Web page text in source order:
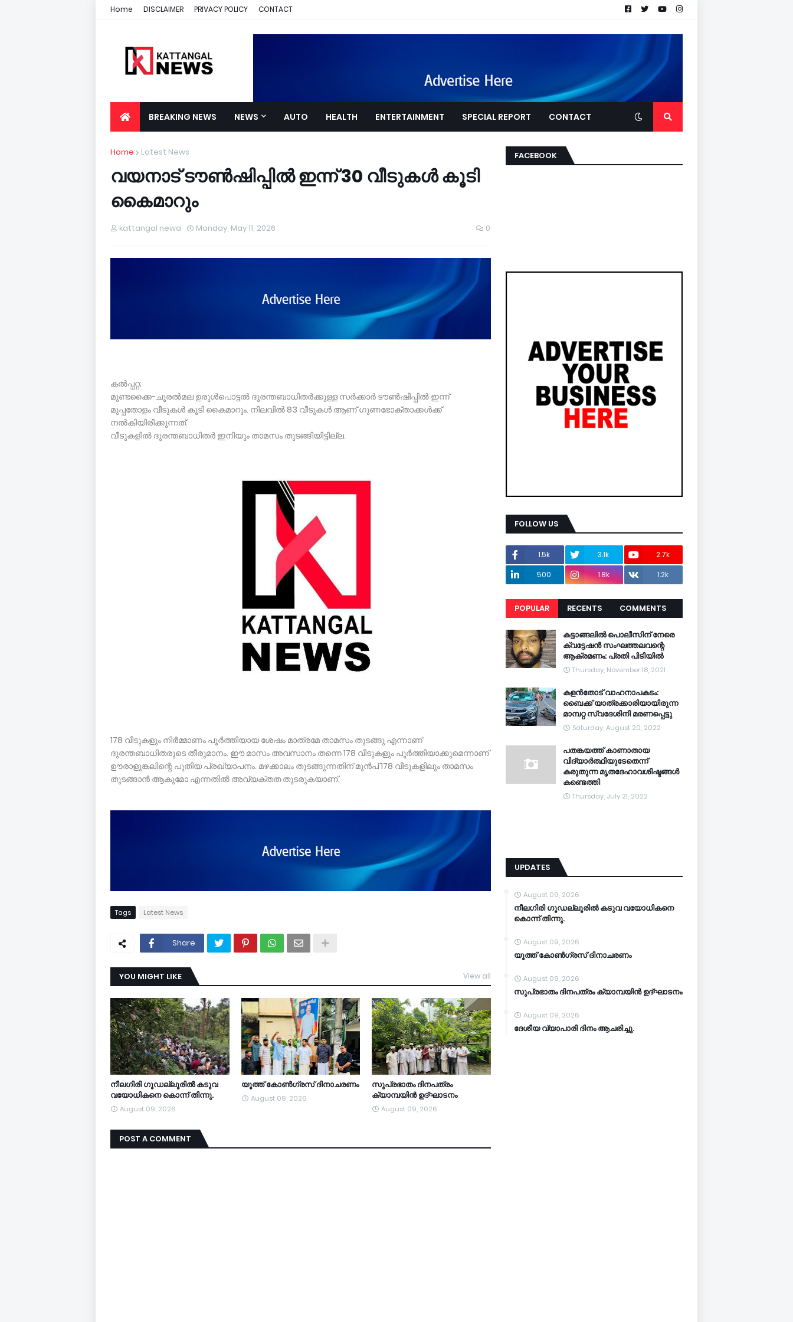
Home DISCLAIMER PRIVACY POLICY CONTACT
BREAKING NEWS NEWS AUTO HEALTH ENTERTAINMENT SPECIAL REPORT CONTACT
Home Latest News
വയനാട് ടൗണ്‍ഷിപ്പില്‍ ഇന്ന് 30 വീടുകള്‍ കൂടി
കൈമാറും
kattangal newa Monday, May 11, 2026 0
കല്‍പ്പറ്റ;
മുണ്ടക്കൈ-ചൂരല്‍മല ഉരുള്‍പൊട്ടല്‍ ദുരന്തബാധിതര്‍ക്കുള്ള സര്‍ക്കാര്‍ ടൗണ്‍ഷിപ്പില്‍ ഇന്ന്
മുപ്പതോളം വീടുകള്‍ കൂടി കൈമാറും. നിലവില്‍ 83 വീടുകള്‍ ആണ് ഗുണഭോക്താക്കള്‍ക്ക്
നല്‍കിയിരിക്കുന്നത്.
വീടുകളില്‍ ദുരന്തബാധിതര്‍ ഇനിയും താമസം തുടങ്ങിയിട്ടില്ല.
178 വീടുകളും നിര്‍മ്മാണം പൂര്‍ത്തിയായ ശേഷം മാത്രമേ താമസം തുടങ്ങു എന്നാണ്
ദുരന്തബാധിതരുടെ തീരുമാനം. ഈ മാസം അവസാനം തന്നെ 178 വീടുകളും പൂര്‍ത്തിയാക്കുമെന്നാണ്
ഊരാളുങ്കലിന്റെ പുതിയ പ്രഖ്യാപനം. മഴക്കാലം തുടങ്ങുന്നതിന് മുന്‍പ് 178 വീടുകളിലും താമസം
തുടങ്ങാന്‍ ആകുമോ എന്നതില്‍ അവ്യക്തത തുടരുകയാണ്.
Tags Latest News
Share
YOU MIGHT LIKE View all
നീലഗിരി ഗൂഡല്ലൂരിൽ കടുവ
വയോധികനെ കൊന്ന് തിന്നു.
August 09, 2026
യൂത്ത് കോൺഗ്രസ് ദിനാചരണം
August 09, 2026
സുപ്രഭാതം ദിനപത്രം
ക്യാമ്പയിൻ ഉദ്ഘാടനം
August 09, 2026
POST A COMMENT
FACEBOOK
FOLLOW US
1.5k 3.1k
2.7k
500
1.8k 1.2k
POPULAR RECENTS
COMMENTS
RECENTS
കട്ടാങ്ങലിൽ പൊലീസിന് നേരെ
ക്വട്ടേഷൻ സംഘത്തലവന്റെ
ആക്രമണം: പ്രതി പിടിയിൽ
Thursday, November 18, 2021
കളൻതോട് വാഹനാപകടം:
ബൈക്ക് യാത്രക്കാരിയായിരുന്ന
മാമ്പറ്റ സ്വദേശിനി മരണപ്പെട്ടു
Saturday, August 20, 2022
പതങ്കയത്ത് കാണാതായ
വിദ്യാർത്ഥിയുടേതെന്ന്
കരുതുന്ന മൃതദേഹാവശിഷ്ടങ്ങൾ
കണ്ടെത്തി
Thursday, July 21, 2022
UPDATES
August 09, 2026
നീലഗിരി ഗൂഡല്ലൂരിൽ കടുവ വയോധികനെ
കൊന്ന് തിന്നു.
August 09, 2026
യൂത്ത് കോൺഗ്രസ് ദിനാചരണം
August 09, 2026
സുപ്രഭാതം ദിനപത്രം ക്യാമ്പയിൻ ഉദ്ഘാടനം
August 09, 2026
ദേശീയ വ്യാപാരി ദിനം ആചരിച്ചു.